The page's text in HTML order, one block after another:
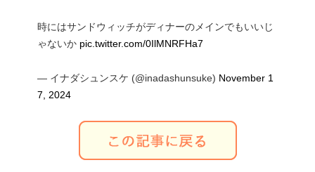
時にはサンドウィッチがディナーのメインでもいいじ
ゃないか pic.twitter.com/0IlMNRFHa7
— イナダシュンスケ (@inadashunsuke) November 1
7, 2024